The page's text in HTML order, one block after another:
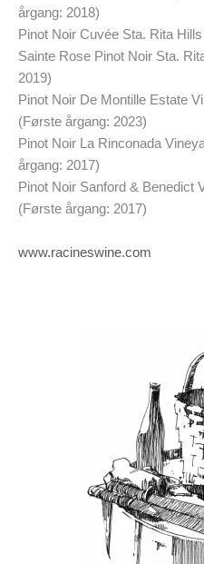
årgang: 2018)
Pinot Noir Cuvée Sta. Rita
Sainte Rose Pinot Noir Sta.
2019)
Pinot Noir De Montille Estate
(Første årgang: 2023)
Pinot Noir La Rinconada
årgang: 2017)
Pinot Noir Sanford & Benedict
(Første årgang: 2017)
www.racineswine.com